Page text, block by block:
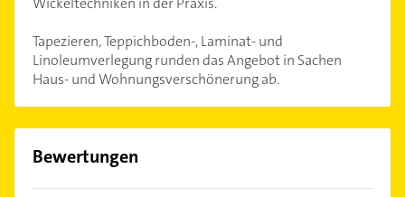
Tapezieren, Teppichboden-, Laminat- und
Linoleumverlegung runden das Angebot in Sachen
Haus- und Wohnungsverschönerung ab.
Bewertungen